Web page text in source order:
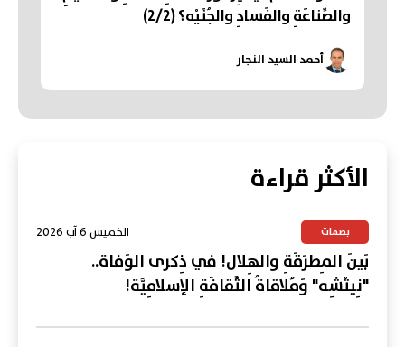
والصِّناعَةِ والفَسادِ والجُنَيْه؟ (2/2)
أحمد السيد النجار
الأكثر قراءة
بصمات الخميس 6 آب 2026
بَينَ المِطرَقَةِ والهِلال! في ذِكرى الوَفاة..
"نِيتْشِه" وَمُلاقاةُ الثَّقافَةِ الإسلامِيَّة!